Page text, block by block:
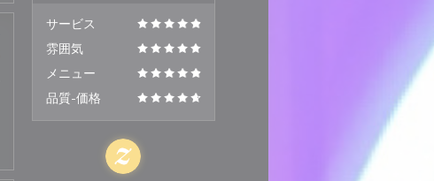
サービス
雰囲気
メニュー
品質-価格